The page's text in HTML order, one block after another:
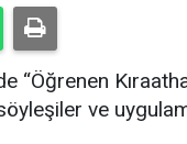
“Öğrenen
ve